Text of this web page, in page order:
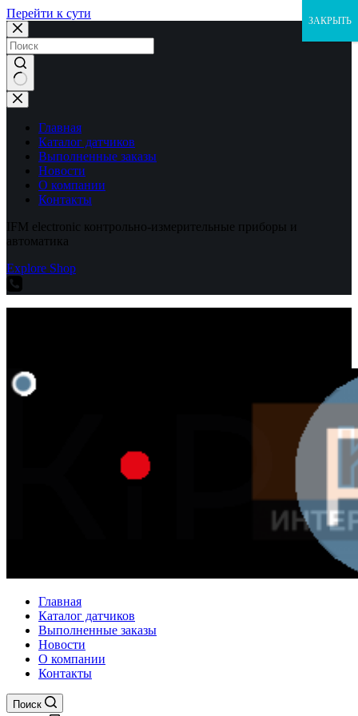
Перейти к сути
Ничего
не
найденоГлавная
Каталог датчиков
Выполненные заказы
Новости
О компании
Контакты
IFM electronic контрольно-измерительные приборы и
автоматика
Explore Shop
Главная
Каталог датчиков
Выполненные заказы
Новости
О компании
Контакты
Поиск
ЗАКРЫТЬ